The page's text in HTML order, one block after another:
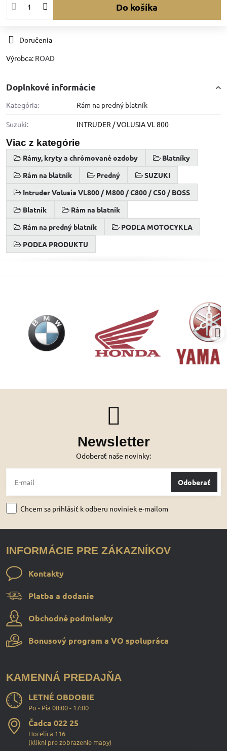
Do košíka
Doručenia
Výrobca: ROAD
Doplnkové informácie
Kategória: Rám na predný blatník
Suzuki: INTRUDER / VOLUSIA VL 800
Viac z kategórie
Rámy, kryty a chrómované ozdoby
Blatníky
Rám na blatník
Predný
SUZUKI
Intruder Volusia VL800 / M800 / C800 / C50 / BOSS
Blatník
Rám na blatník
Rám na predný blatník
PODĽA MOTOCYKLA
PODĽA PRODUKTU
Newsletter
Odoberať naše novinky:
Odoberať
Chcem sa prihlásiť k odberu noviniek e-mailom
INFORMÁCIE PRE ZÁKAZNÍKOV
Kontakty
Platba a dodanie
Obchodné podmienky
Bonusový program a VO spolupráca
KAMENNÁ PREDAJŇA
LETNÉ OBDOBIE
Po - Pia 08:00 - 17:00
Čadca 022 25
Horelica 116
(klikni pre zobrazenie mapy)